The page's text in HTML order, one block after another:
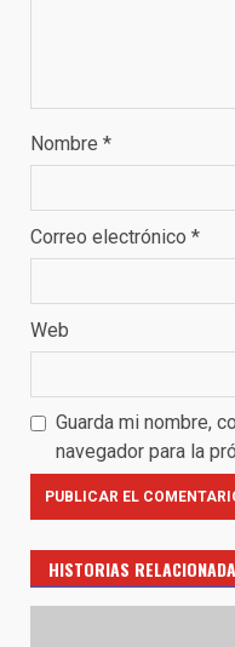
Nombre *
Correo electrónico *
Web
Guarda mi nombre,
navegador para la
HISTORIAS